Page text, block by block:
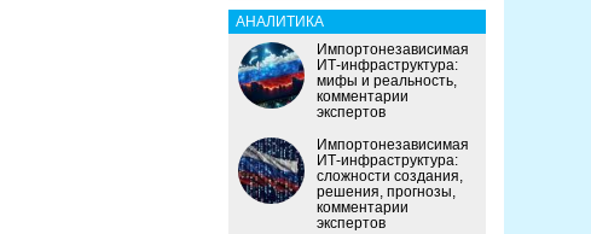
АНАЛИТИКА
Импортонезависимая
ИТ-инфраструктура:
мифы и реальность,
комментарии
экспертов
Импортонезависимая
ИТ-инфраструктура:
сложности создания,
решения, прогнозы,
комментарии
экспертов